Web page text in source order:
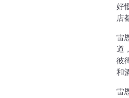
好
店
雷
道
彼
和
雷